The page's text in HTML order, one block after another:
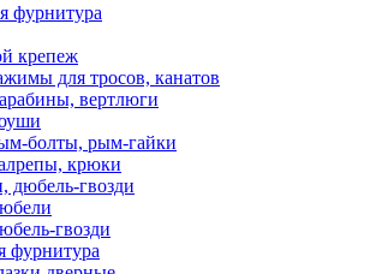
фурнитура
крепеж
для тросов, канатов
вертлюги
болты, рым-гайки
крюки
дюбель-гвозди
гвозди
фурнитура